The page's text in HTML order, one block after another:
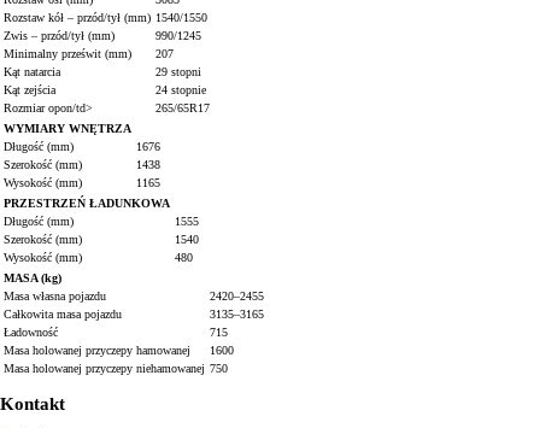
Rozstaw kół – przód/tył (mm) 1540/1550
Zwis – przód/tył (mm)
990/1245
Minimalny prześwit (mm)
207
Kąt natarcia
29 stopni
Kąt zejścia
24 stopnie
Rozmiar opon/td>
265/65R17
WYMIARY WNĘTRZA
Długość (mm)
1676
Szerokość (mm)
1438
Wysokość (mm)
1165
PRZESTRZEŃ ŁADUNKOWA
Długość (mm)
1555
Szerokość (mm)
1540
Wysokość (mm)
480
MASA (kg)
Masa własna pojazdu
2420–2455
Całkowita masa pojazdu
3135–3165
Ładowność
715
Masa holowanej przyczepy hamowanej
1600
Masa holowanej przyczepy niehamowanej 750
Kontakt